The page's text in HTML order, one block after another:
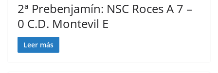
2ª Prebenjamín: NSC Roces A 7 –
0 C.D. Montevil E
Leer más